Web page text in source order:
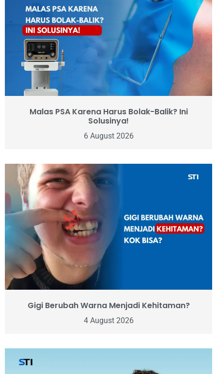
Malas PSA Karena Harus Bolak-Balik? Ini
Solusinya!
6 August 2026
Gigi Berubah Warna Menjadi Kehitaman?
4 August 2026